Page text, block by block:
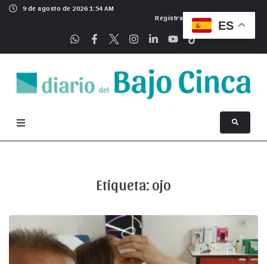
9 de agosto de 2026 1:54 AM
Registrarse
Etiqueta: ojo
ES